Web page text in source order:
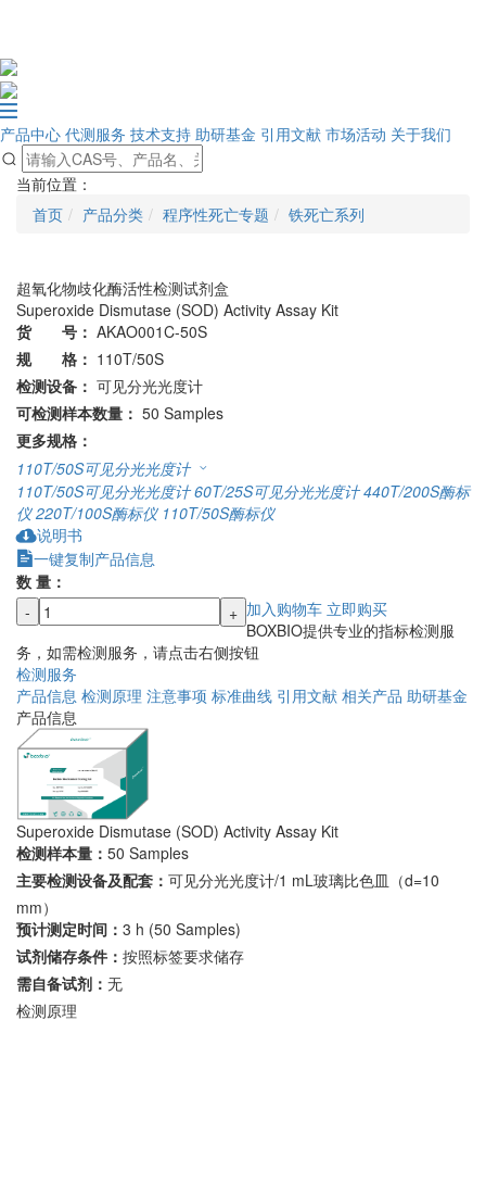
产品中心 代测服务 技术支持 助研基金 引用文献 市场活动 关于我们
当前位置：
首页
产品分类 程序性死亡专题 铁死亡系列
超氧化物歧化酶活性检测试剂盒
Superoxide Dismutase (SOD) Activity Assay Kit
货 号： AKAO001C-50S
规 格： 110T/50S
检测设备： 可见分光光度计
可检测样本数量： 50 Samples
更多规格：
110T/50S可见分光光度计
110T/50S可见分光光度计 60T/25S可见分光光度计 440T/200S酶标
仪 220T/100S酶标仪 110T/50S酶标仪
说明书
一键复制产品信息
数 量：
-
+ 加入购物车 立即购买
BOXBIO提供专业的指标检测服
务，如需检测服务，请点击右侧按钮
检测服务
产品信息 检测原理 注意事项 标准曲线 引用文献 相关产品 助研基金
产品信息
Superoxide Dismutase (SOD) Activity Assay Kit
检测样本量： 50 Samples
主要检测设备及配套： 可见分光光度计/1 mL玻璃比色皿（d=10
mm）
预计测定时间： 3 h (50 Samples)
试剂储存条件： 按照标签要求储存
需自备试剂： 无
检测原理